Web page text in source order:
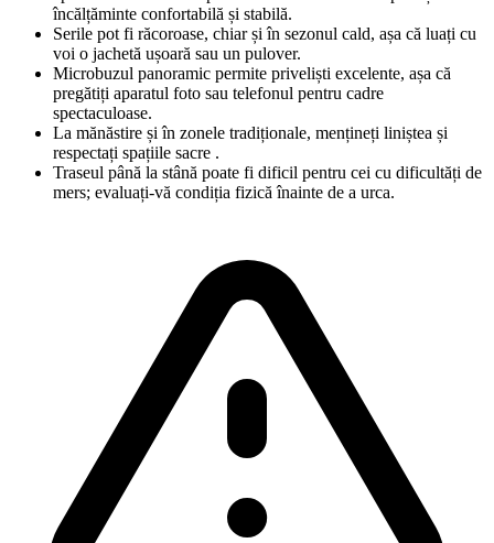
încălțăminte confortabilă și stabilă.
Serile pot fi răcoroase, chiar și în sezonul cald, așa că luați cu
voi o jachetă ușoară sau un pulover.
Microbuzul panoramic permite priveliști excelente, așa că
pregătiți aparatul foto sau telefonul pentru cadre
spectaculoase.
La mănăstire și în zonele tradiționale, mențineți liniștea și
respectați spațiile sacre .
Traseul până la stână poate fi dificil pentru cei cu dificultăți de
mers; evaluați-vă condiția fizică înainte de a urca.